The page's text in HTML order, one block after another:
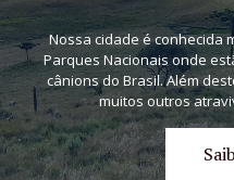
Nossa cidade é conhecida
Parques Nacionais onde
cânions do Brasil. Além
muitos outros